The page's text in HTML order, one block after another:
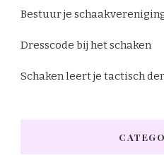
Bestuur je
Dresscode bij het schaken
Schaken leert je tactisch